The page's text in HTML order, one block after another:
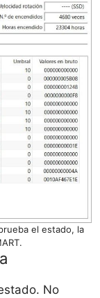
el estado, la
No